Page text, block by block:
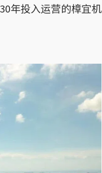
年投入运营的樟宜机